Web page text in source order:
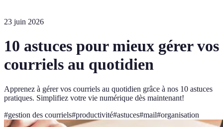
23 juin 2026
10 astuces pour mieux gérer vos
courriels au quotidien
Apprenez à gérer vos courriels au quotidien grâce à nos 10 astuces
pratiques. Simplifiez votre vie numérique dès maintenant!
#gestion des courriels#productivité#astuces#mail#organisation